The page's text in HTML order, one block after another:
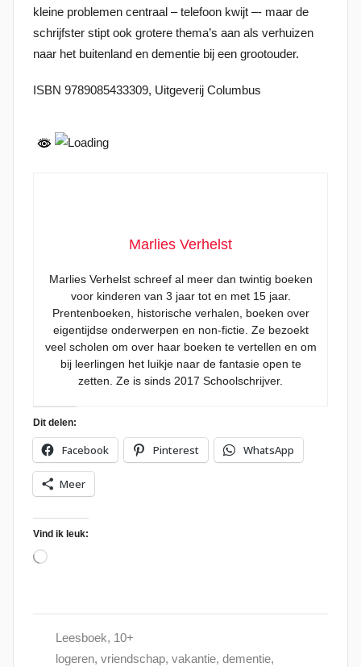
kleine problemen centraal – telefoon kwijt –- maar de
schrijfster stipt ook grotere thema’s aan als verhuizen
naar het buitenland en dementie bij een grootouder.
ISBN 9789085433309, Uitgeverij Columbus
Marlies Verhelst
Marlies Verhelst schreef al meer dan twintig boeken
voor kinderen van 3 jaar tot en met 15 jaar.
Prentenboeken, historische verhalen, boeken over
eigentijdse onderwerpen en non-fictie. Ze bezoekt
veel scholen om over haar boeken te vertellen en om
bij leerlingen het luikje naar de fantasie open te
zetten. Ze is sinds 2017 Schoolschrijver.
Dit delen:
Facebook Pinterest WhatsApp
Meer
Vind ik leuk:
Aan
Leesboek, 10+
logeren, vriendschap, vakantie, dementie,